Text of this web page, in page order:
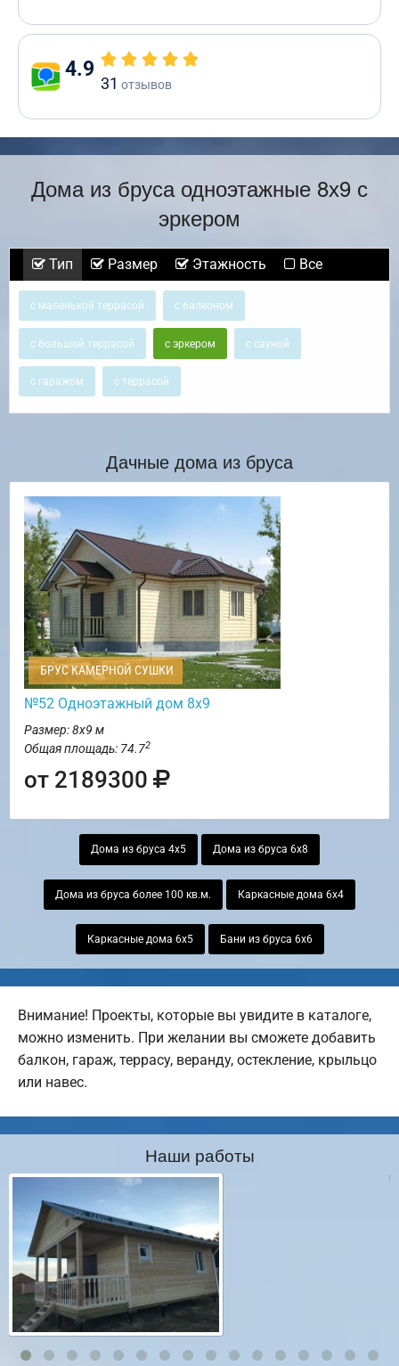
4.9
31 отзывов
Дома из бруса одноэтажные 8х9 с
эркером
Тип Размер Этажность Все
с маленькой террасой с балконом
с большой террасой с эркером с сауной
с гаражом с террасой
Дачные дома из бруса
БРУС КАМЕРНОЙ СУШКИ
№52 Одноэтажный дом 8х9
Размер: 8х9 м
Общая площадь: 74.72
от 2189300
Дома из бруса 4х5 Дома из бруса 6х8
Дома из бруса более 100 кв.м. Каркасные дома 6х4
Каркасные дома 6х5 Бани из бруса 6х6
Внимание! Проекты, которые вы увидите в каталоге,
можно изменить. При желании вы сможете добавить
балкон, гараж, террасу, веранду, остекление, крыльцо
или навес.
Наши работы